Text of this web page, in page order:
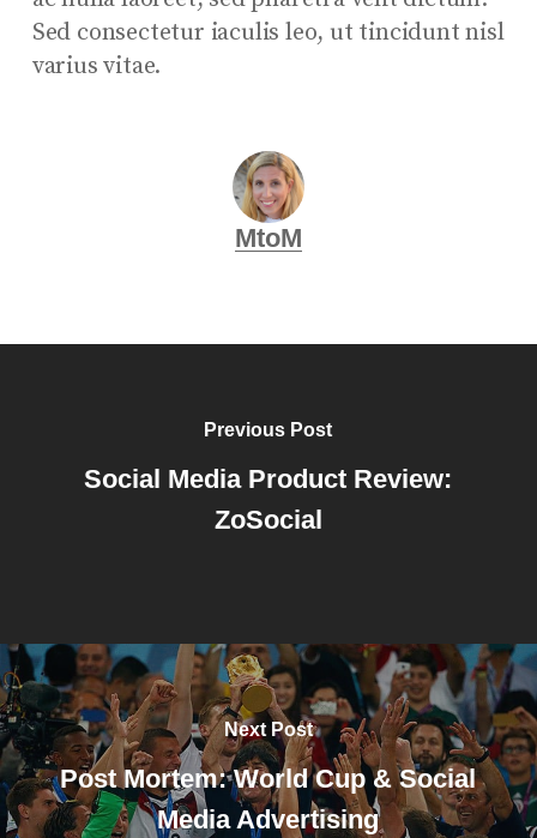
Sed consectetur iaculis leo, ut tincidunt nisl
varius vitae.
MtoM
Previous Post
Social Media Product Review:
ZoSocial
Next Post
Post Mortem: World Cup & Social
Media Advertising